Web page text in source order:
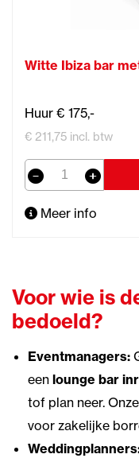
Witte Ibiza bar
Huur € 175,-
€ 211,75 incl. btw
Meer info
Voor wie is
bedoeld?
Eventmanagers:
een lounge bar
tof plan neer.
voor zakelijke